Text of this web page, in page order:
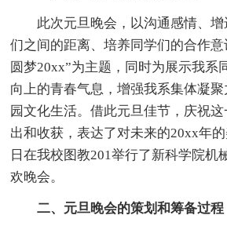
此次元旦晚会，以沟通感情、增
们之间的距离、培养同学们的合作意
圆梦20xx”为主题，同时为展示我系
向上的青春气息，增强我系集体凝
园文化生活。借此元旦佳节，庆祝
出和收获，表达了对未来的20xx年
日在我校图教201举行了新科学院机
欢晚会。
二、元旦晚会的策划和筹备过程